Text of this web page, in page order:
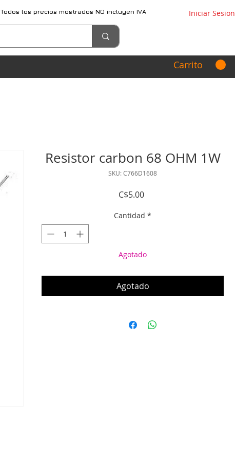
Todos los precios mostrados NO incluyen IVA Iniciar Sesion
Carrito
Resistor carbon 68 OHM 1W
SKU: C766D1608
C$5.00Precio
Cantidad *
Agotado
Agotado